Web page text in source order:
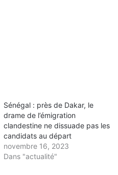
Sénégal : près de Dakar, le
drame de l’émigration
clandestine ne dissuade pas les
candidats au départ
novembre 16, 2023
Dans "actualité"